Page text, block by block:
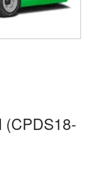
(CPDS18-